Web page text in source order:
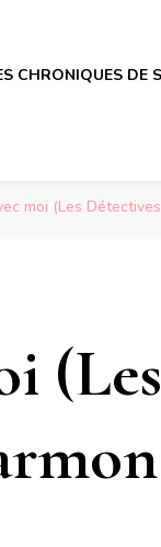
en
CHRONIQUES DE
moi (Les